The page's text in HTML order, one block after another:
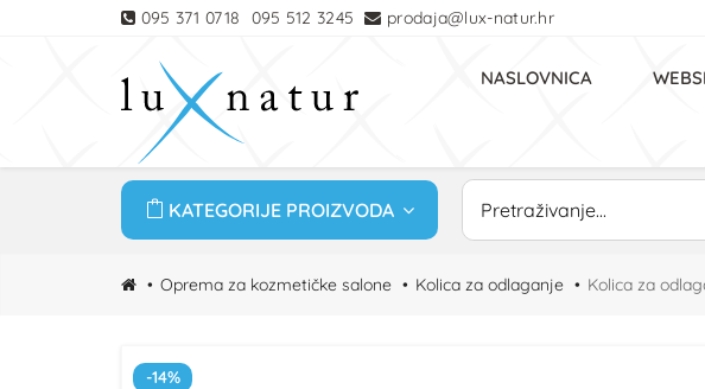
095 371 0718 095 512 3245 prodaja@lux-natur.hr
NASLOVNICA
KATEGORIJE PROIZVODA
Oprema za kozmetičke salone Kolica za odlaganje Kolica za
-14%